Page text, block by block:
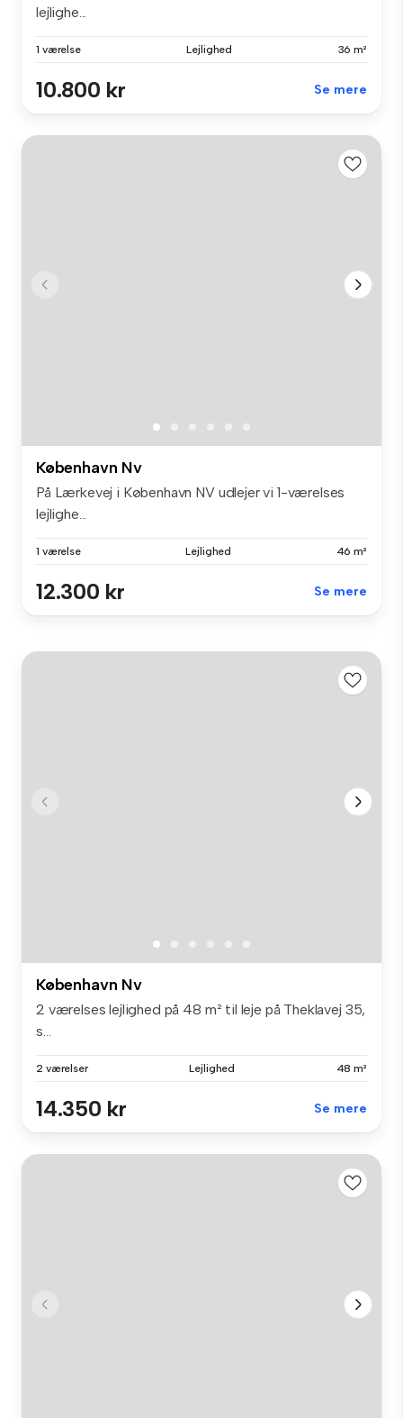
lejlighe...
1 værelse Lejlighed 36 m²
10.800 kr Se mere
København Nv
På Lærkevej i København NV udlejer vi 1-værelses
lejlighe...
1 værelse Lejlighed 46 m²
12.300 kr Se mere
København Nv
2 værelses lejlighed på 48 m² til leje på Theklavej 35,
s...
2 værelser Lejlighed 48 m²
14.350 kr Se mere